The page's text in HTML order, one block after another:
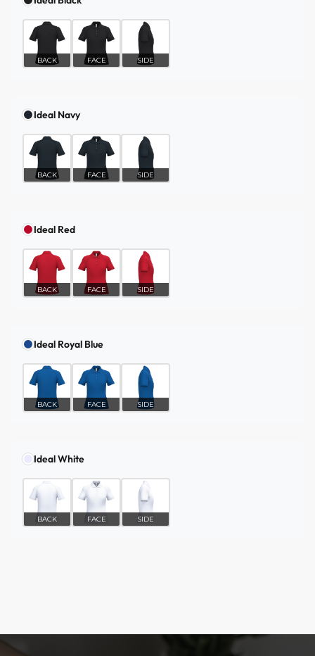
BACK FACE SIDE
Ideal Navy
BACK FACE SIDE
Ideal Red
BACK FACE SIDE
Ideal Royal Blue
BACK FACE SIDE
Ideal White
BACK FACE SIDE